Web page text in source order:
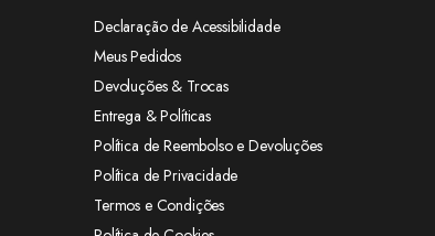
Declaração de Acessibilidade
Meus Pedidos
Devoluções & Trocas
Entrega & Políticas
Política de Reembolso e Devoluções
Política de Privacidade
Termos e Condições